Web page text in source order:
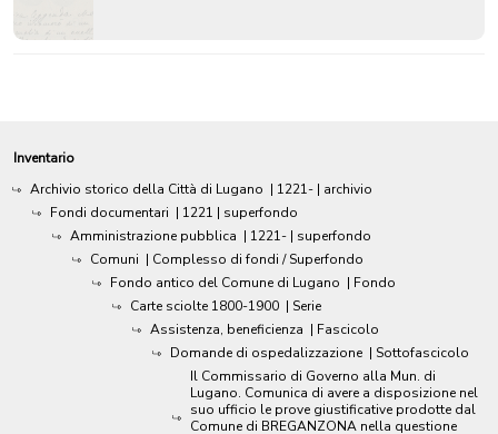
Inventario
Archivio storico della Città di Lugano | 1221- | archivio
Fondi documentari | 1221 | superfondo
Amministrazione pubblica | 1221- | superfondo
Comuni | Complesso di fondi / Superfondo
Fondo antico del Comune di Lugano | Fondo
Carte sciolte 1800-1900 | Serie
Assistenza, beneficienza | Fascicolo
Domande di ospedalizzazione | Sottofascicolo
Il Commissario di Governo alla Mun. di
Lugano. Comunica di avere a disposizione nel
suo ufficio le prove giustificative prodotte dal
Comune di BREGANZONA nella questione